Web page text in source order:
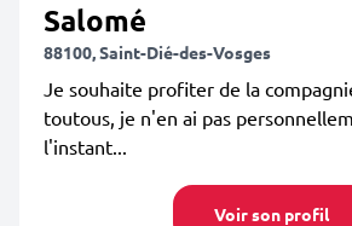
Salomé
88100, Saint-Dié-des-Vosges
Je souhaite profiter de la
toutous, je n'en ai pas
l'instant...
Voir son profil